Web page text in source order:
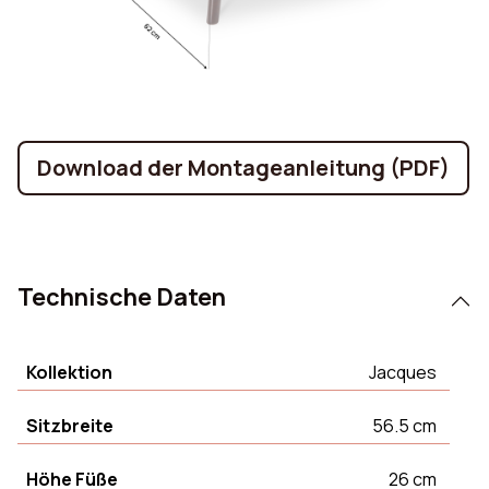
Download der Montageanleitung (PDF)
Technische Daten
Kollektion Jacques
Sitzbreite 56.5 cm
Höhe Füße 26 cm